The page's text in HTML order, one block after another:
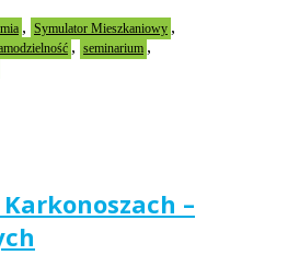
, Symulator Mieszkaniowy ,
, seminarium ,
–